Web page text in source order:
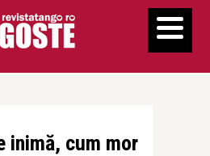
inimă, cum mor